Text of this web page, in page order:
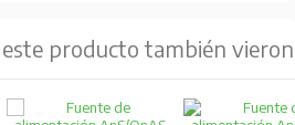
energía estable a los módulos
producto también vieron